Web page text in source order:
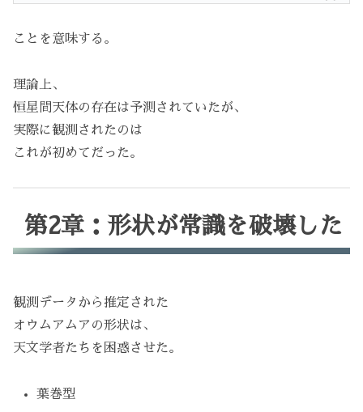
ことを意味する。
理論上、
恒星間天体の存在は予測されていたが、
実際に観測されたのは
これが初めてだった。
第2章：形状が常識を破壊した
観測データから推定された
オウムアムアの形状は、
天文学者たちを困惑させた。
葉巻型